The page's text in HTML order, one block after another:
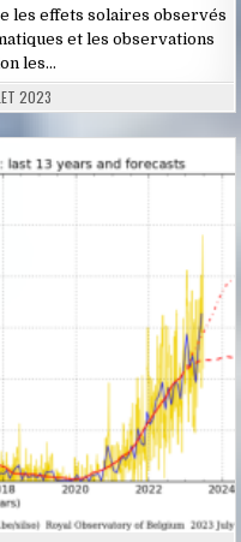
les effets solaires observés
et les observations
les…
2023